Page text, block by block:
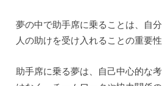
夢の中で助手席に乗ることは、自
人の助けを受け入れることの重要
助手席に乗る夢は、自己中心的な